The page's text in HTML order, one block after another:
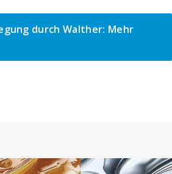
durch Walther: Mehr